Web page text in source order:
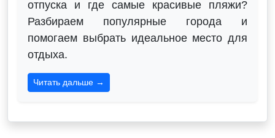
отпуска и где самые красивые пляжи?
Разбираем популярные города и
помогаем выбрать идеальное место для
отдыха.
Читать дальше →